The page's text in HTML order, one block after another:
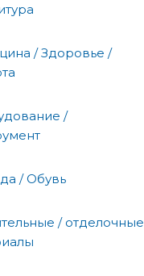
/ Здоровье /
/
/ Обувь
/ отделочные